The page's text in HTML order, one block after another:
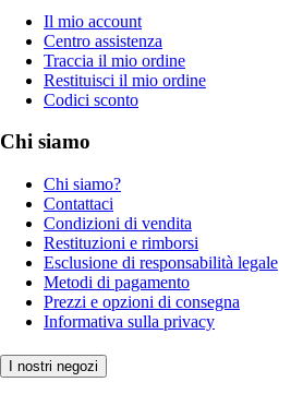
Il mio account
Centro assistenza
Traccia il mio ordine
Restituisci il mio ordine
Codici sconto
Chi siamo
Chi siamo?
Contattaci
Condizioni di vendita
Restituzioni e rimborsi
Esclusione di responsabilità legale
Metodi di pagamento
Prezzi e opzioni di consegna
Informativa sulla privacy
I nostri negozi